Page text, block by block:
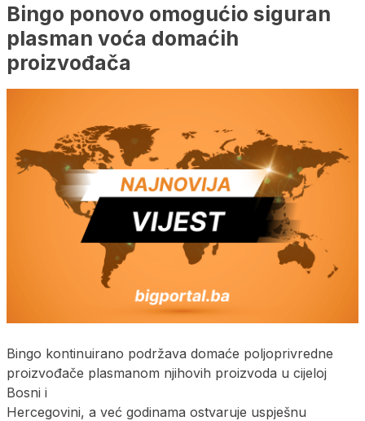
Bingo ponovo omogućio siguran
plasman voća domaćih
proizvođača
Bingo kontinuirano podržava domaće poljoprivredne
proizvođače plasmanom njihovih proizvoda u cijeloj
Bosni i
Hercegovini, a već godinama ostvaruje uspješnu